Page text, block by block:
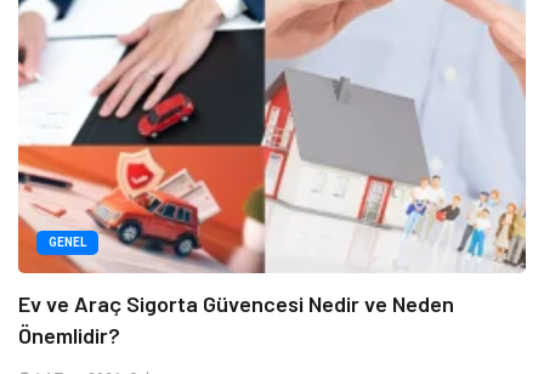
GENEL
Ev ve Araç Sigorta Güvencesi Nedir ve Neden
Önemlidir?